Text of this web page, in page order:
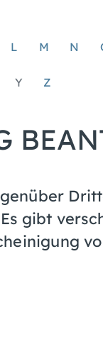
L M N
Y Z
gibt